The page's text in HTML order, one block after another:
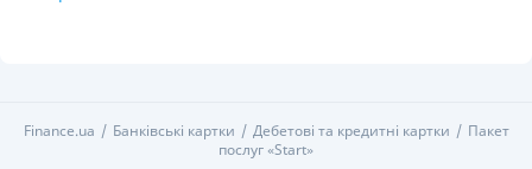
Finance.ua Банківські картки Дебетові та кредитні картки
Пакет
послуг «Start»